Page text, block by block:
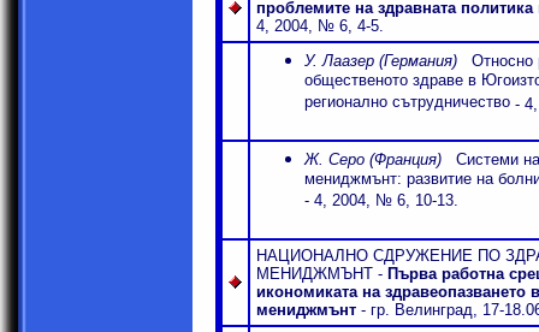
проблемите на здравната
4, 2004, № 6, 4-5.
У. Лаазер (Германия)
Относно
общественото здраве в
регионално сътрудничество -
Ж. Серо (Франция) Системи
мениджмънт: развитие на
- 4, 2004, № 6, 10-13.
НАЦИОНАЛНО СДРУЖЕНИЕ ПО
МЕНИДЖМЪНТ - Първа работна
икономиката на здравеопазването
мениджмънт - гр. Велинград, 17-